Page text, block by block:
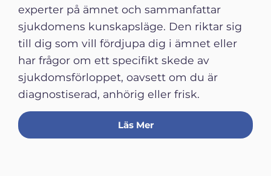
experter på ämnet och sammanfattar
sjukdomens kunskapsläge. Den riktar sig
till dig som vill fördjupa dig i ämnet eller
har frågor om ett specifikt skede av
sjukdomsförloppet, oavsett om du är
diagnostiserad, anhörig eller frisk.
Läs Mer